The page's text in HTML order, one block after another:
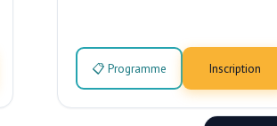
📋 Programme Inscription